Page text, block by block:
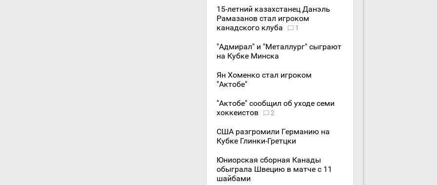
15-летний казахстанец Данэль
Рамазанов стал игроком
канадского клуба
1
"Адмирал" и "Металлург" сыграют
на Кубке Минска
Ян Хоменко стал игроком
"Актобе"
"Актобе" сообщил об уходе семи
хоккеистов
2
США разгромили Германию на
Кубке Глинки-Гретцки
Юниорская сборная Канады
обыграла Швецию в матче с 11
шайбами